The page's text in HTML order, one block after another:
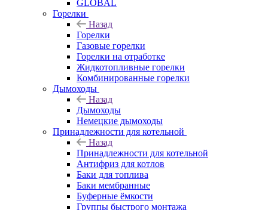
GLOBAL
Горелки
Назад
Горелки
Газовые горелки
Горелки на отработке
Жидкотопливные горелки
Комбинированные горелки
Дымоходы
Назад
Дымоходы
Немецкие дымоходы
Принадлежности для котельной
Назад
Принадлежности для котельной
Антифриз для котлов
Баки для топлива
Баки мембранные
Буферные ёмкости
Группы быстрого монтажа